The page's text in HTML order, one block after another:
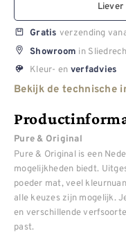
Gratis verzending
Showroom in
Kleur- en verfadvies
Bekijk de technische
Pure & Original
Pure & Original is een
mogelijkheden biedt.
poeder mat, veel
alle keuzes zijn mogelijk.
en verschillende
past.